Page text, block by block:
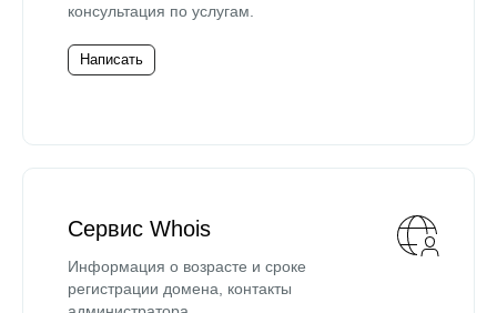
консультация по услугам.
Написать
Сервис Whois
Информация о возрасте и сроке
регистрации домена, контакты